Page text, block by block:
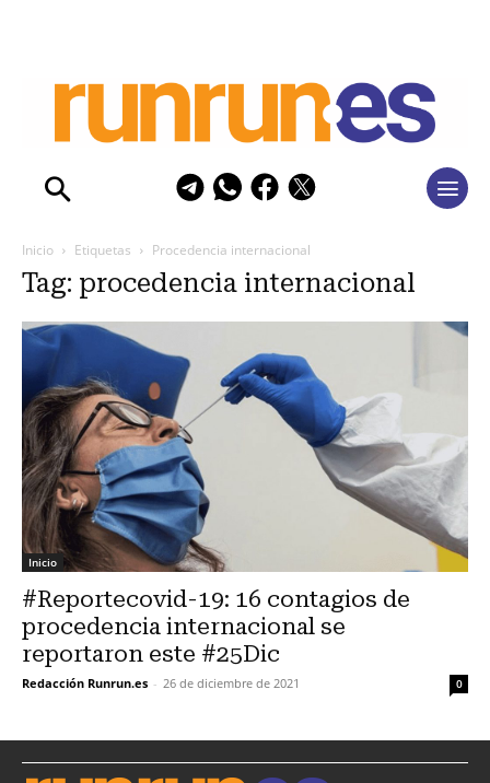
Inicio Etiquetas Procedencia internacional
Tag: procedencia internacional
Inicio
#Reportecovid-19: 16 contagios de
procedencia internacional se
reportaron este #25Dic
Redacción Runrun.es - 26 de diciembre de 2021 0